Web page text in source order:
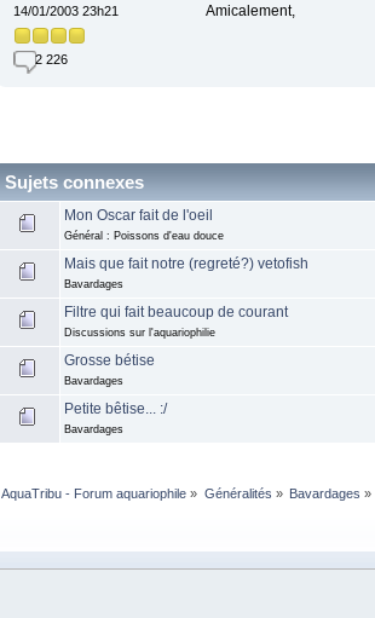
14/01/2003 23h21
2 226
Amicalement,
Sujets connexes
Mon Oscar fait de l'oeil
Général : Poissons d'eau douce
Mais que fait notre (regreté?) vetofish
Bavardages
Filtre qui fait beaucoup de courant
Discussions sur l'aquariophilie
Grosse bétise
Bavardages
Petite bêtise... :/
Bavardages
AquaTribu - Forum aquariophile » Généralités » Bavardages »